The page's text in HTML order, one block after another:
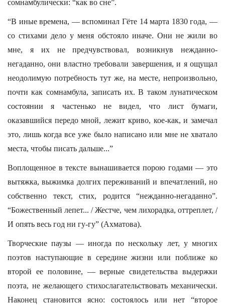
сомнамбулически: “как во сне”.
“В иные времена, — вспоминал Гёте 14 марта 1830 года, —
со стихами дело у меня обстояло иначе. Они не жили во
мне, я их не предчувствовал, возникнув нежданно-
негаданно, они властно требовали завершения, и я ощущал
неодолимую потребность тут же, на месте, непроизвольно,
почти как сомнамбула, записать их. В таком лунатическом
состоянии я частенько не видел, что лист бумаги,
оказавшийся передо мной, лежит криво, кое-как, и замечал
это, лишь когда все уже было написано или мне не хватало
места, чтобы писать дальше...”
Воплощенное в тексте вынашивается порою годами — это
вытяжка, выжимка долгих переживаний и впечатлений, но
собственно текст, стих, родится “нежданно-негаданно”.
“Божественный лепет... / Жестче, чем лихорадка, оттреплет, /
И опять весь год ни гу-гу” (Ахматова).
Творческие паузы — иногда по нескольку лет, у многих
поэтов наступающие в середине жизни или поближе ко
второй ее половине, — верные свидетельства выдержки
поэта, не желающего стихослагательствовать механически.
Наконец становится ясно: состоялось или нет “второе